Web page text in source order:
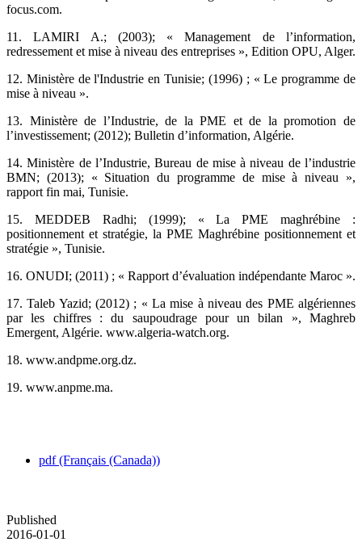
focus.com.‎
‎11.‎ LAMIRI A.; (2003); « Management de l’information,
redressement et mise à niveau des ‎entreprises », Edition OPU, Alger.‎
‎12.‎ Ministère de l'Industrie en Tunisie; (1996) ; « Le programme de
mise à niveau ».‎
‎13.‎ Ministère de l’Industrie, de la PME et de la promotion de
l’investissement; (2012); Bulletin ‎d’information, Algérie.‎
‎14.‎ Ministère de l’Industrie, Bureau de mise à niveau de l’industrie
BMN; (2013); « Situation du ‎programme de mise à niveau »,
rapport fin mai, Tunisie. ‎
‎15.‎ MEDDEB Radhi; (1999); « La PME maghrébine :
positionnement et stratégie, la PME ‎Maghrébine positionnement et
stratégie », Tunisie.‎
‎16.‎ ONUDI; (2011) ; « Rapport d’évaluation indépendante Maroc ».‎
‎17.‎ Taleb Yazid; (2012) ; « La mise à niveau des PME algériennes
par les chiffres : du saupoudrage ‎pour un bilan », Maghreb
Emergent, Algérie. www.algeria-watch.org.‎
‎18.‎ www.andpme.org.dz. ‎
‎19.‎ www.anpme.ma.‎
pdf (Français (Canada))
Published
2016-01-01